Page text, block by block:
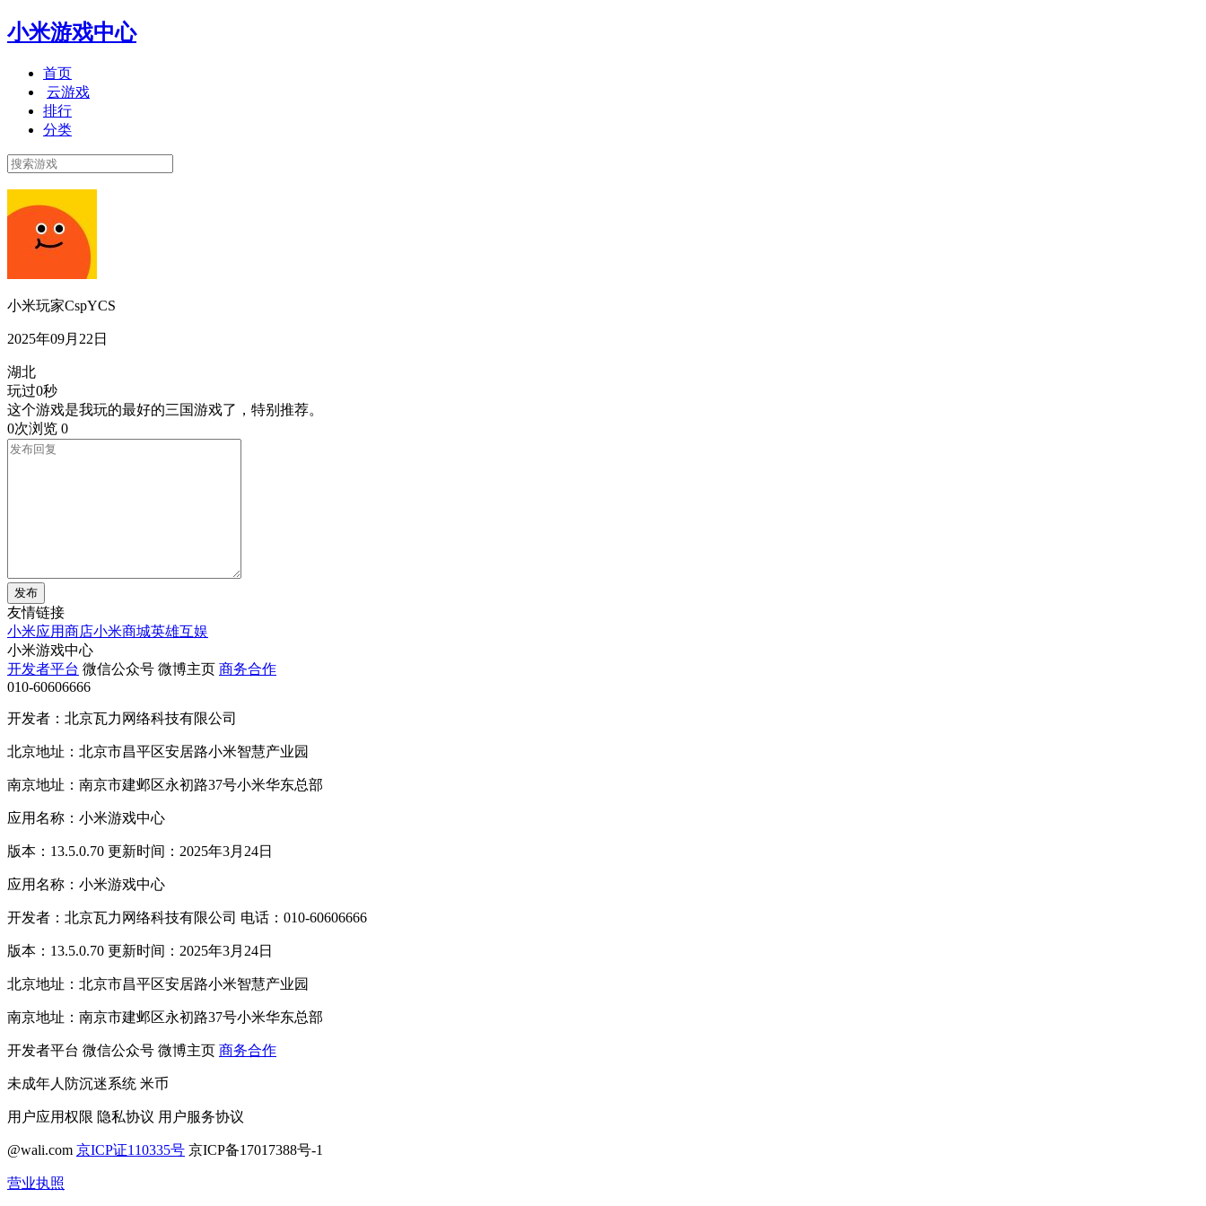
小米游戏中心
首页
云游戏
排行
分类
小米玩家CspYCS
2025年09月22日
湖北
玩过0秒
这个游戏是我玩的最好的三国游戏了，特别推荐。
0次浏览 0
发布
友情链接
小米应用商店小米商城英雄互娱
小米游戏中心
开发者平台 微信公众号 微博主页 商务合作
010-60606666
开发者：北京瓦力网络科技有限公司
北京地址：北京市昌平区安居路小米智慧产业园
南京地址：南京市建邺区永初路37号小米华东总部
应用名称：小米游戏中心
版本：13.5.0.70 更新时间：2025年3月24日
应用名称：小米游戏中心
开发者：北京瓦力网络科技有限公司 电话：010-60606666
版本：13.5.0.70 更新时间：2025年3月24日
北京地址：北京市昌平区安居路小米智慧产业园
南京地址：南京市建邺区永初路37号小米华东总部
开发者平台 微信公众号 微博主页 商务合作
未成年人防沉迷系统 米币
用户应用权限 隐私协议 用户服务协议
@wali.com 京ICP证110335号 京ICP备17017388号-1
营业执照